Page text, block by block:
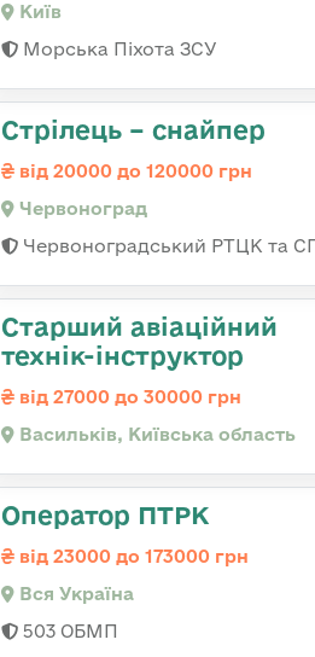
Київ
Морська Піхота ЗСУ
Стрілець – снайпер
від 20000 до 120000 грн
Червоноград
Червоноградський РТЦК та
Старший авіаційний
технік-інструктор
від 27000 до 30000 грн
Васильків, Київська область
Оператор ПТРК
від 23000 до 173000 грн
Вся Україна
503 ОБМП